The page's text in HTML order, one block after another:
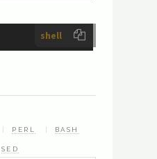
shell
PERL BASH
SED